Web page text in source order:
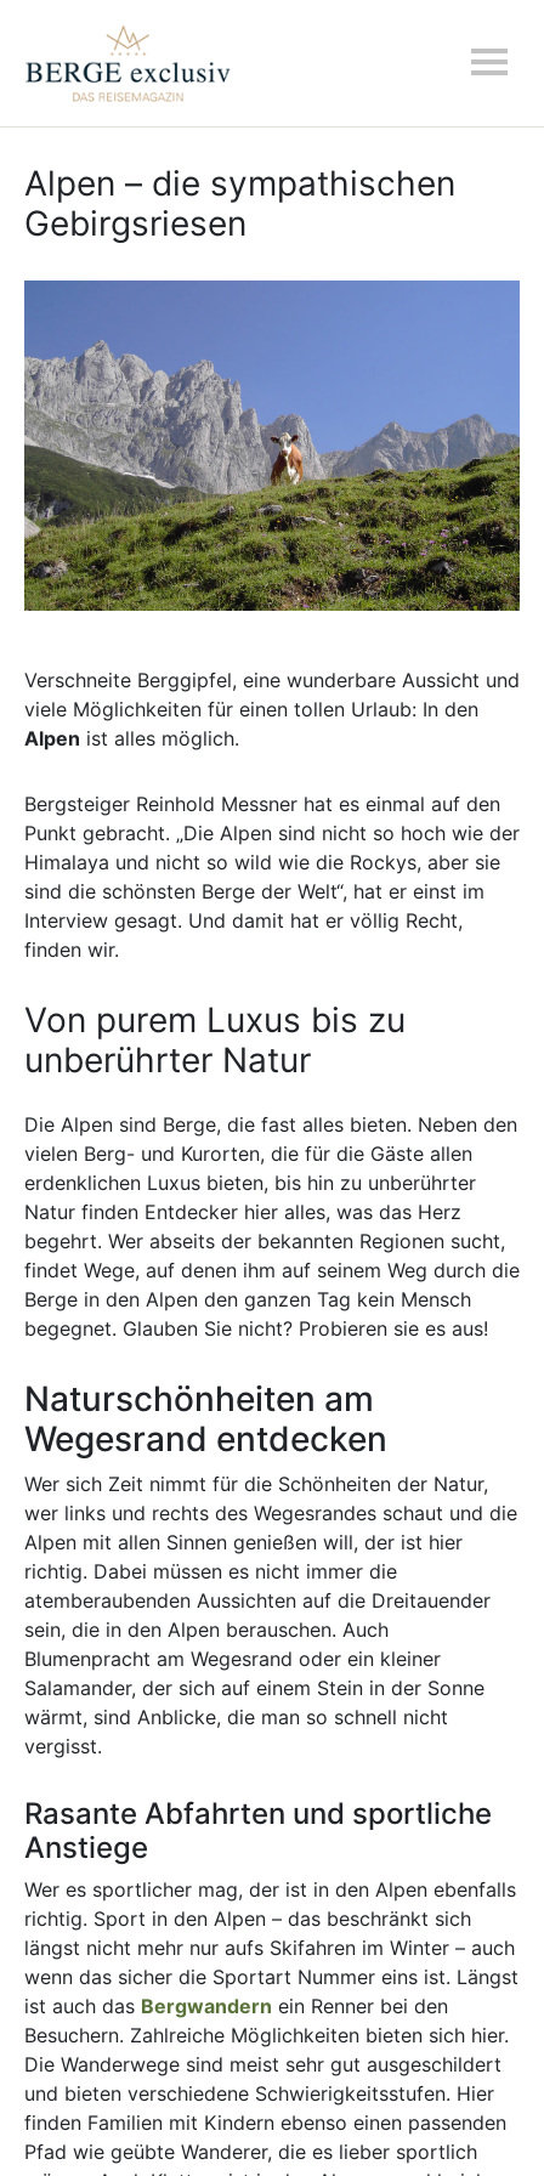
Alpen – die sympathischen
Gebirgsriesen
Verschneite Berggipfel, eine wunderbare Aussicht und
viele Möglichkeiten für einen tollen Urlaub: In den
Alpen ist alles möglich.
Bergsteiger Reinhold Messner hat es einmal auf den
Punkt gebracht. „Die Alpen sind nicht so hoch wie der
Himalaya und nicht so wild wie die Rockys, aber sie
sind die schönsten Berge der Welt“, hat er einst im
Interview gesagt. Und damit hat er völlig Recht,
finden wir.
Von purem Luxus bis zu
unberührter Natur
Die Alpen sind Berge, die fast alles bieten. Neben den
vielen Berg- und Kurorten, die für die Gäste allen
erdenklichen Luxus bieten, bis hin zu unberührter
Natur finden Entdecker hier alles, was das Herz
begehrt. Wer abseits der bekannten Regionen sucht,
findet Wege, auf denen ihm auf seinem Weg durch die
Berge in den Alpen den ganzen Tag kein Mensch
begegnet. Glauben Sie nicht? Probieren sie es aus!
Naturschönheiten am
Wegesrand entdecken
Wer sich Zeit nimmt für die Schönheiten der Natur,
wer links und rechts des Wegesrandes schaut und die
Alpen mit allen Sinnen genießen will, der ist hier
richtig. Dabei müssen es nicht immer die
atemberaubenden Aussichten auf die Dreitauender
sein, die in den Alpen berauschen. Auch
Blumenpracht am Wegesrand oder ein kleiner
Salamander, der sich auf einem Stein in der Sonne
wärmt, sind Anblicke, die man so schnell nicht
vergisst.
Rasante Abfahrten und sportliche
Anstiege
Wer es sportlicher mag, der ist in den Alpen ebenfalls
richtig. Sport in den Alpen – das beschränkt sich
längst nicht mehr nur aufs Skifahren im Winter – auch
wenn das sicher die Sportart Nummer eins ist. Längst
ist auch das Bergwandern ein Renner bei den
Besuchern. Zahlreiche Möglichkeiten bieten sich hier.
Die Wanderwege sind meist sehr gut ausgeschildert
und bieten verschiedene Schwierigkeitsstufen. Hier
finden Familien mit Kindern ebenso einen passenden
Pfad wie geübte Wanderer, die es lieber sportlich